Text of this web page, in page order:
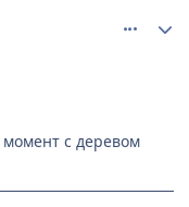
с деревом